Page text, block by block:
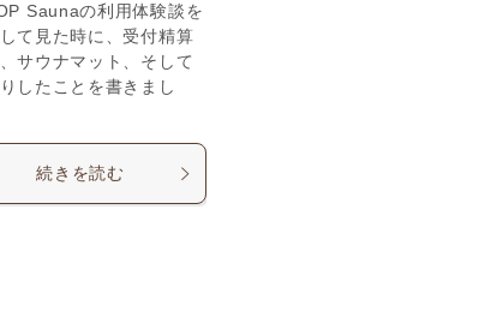
Saunaの利用体験談を
て見た時に、受付精算
サウナマット、そして
したことを書きまし
続きを読む